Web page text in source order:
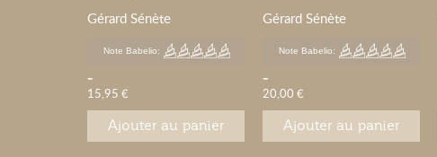
Gérard Sénète
Note Babelio:
-
15,95 €
Ajouter au panier
Gérard Sénète
Note Babelio:
-
20,00 €
Ajouter au panier